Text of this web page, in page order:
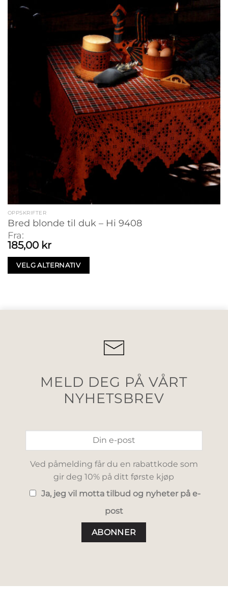
OPPSKRIFTER
Bred blonde til duk – Hi 9408
Fra:
185,00 kr
VELG ALTERNATIV
MELD DEG PÅ VÅRT
NYHETSBREV
Ved påmelding får du en rabattkode som
gir deg 10% på ditt første kjøp
Ja, jeg vil motta tilbud og nyheter på e-
post